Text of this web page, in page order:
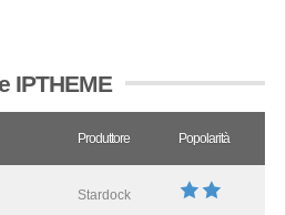
IPTHEME
Produttore Popolarità
Stardock